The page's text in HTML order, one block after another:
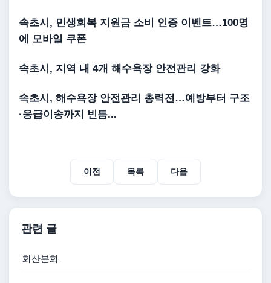
속초시 , 민생회복 지원금 소비 인증 이벤트…100명
에 모바일 쿠폰
속초시 , 지역 내 4개 해수욕장 안전관리 강화
속초시 , 해수욕장 안전관리 총력전…예방부터 구조
·응급이송까지 빈틈...
이전 목록 다음
관련 글
화산분화